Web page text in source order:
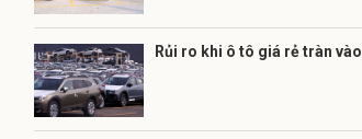
Rủi ro khi ô tô giá rẻ tràn vào